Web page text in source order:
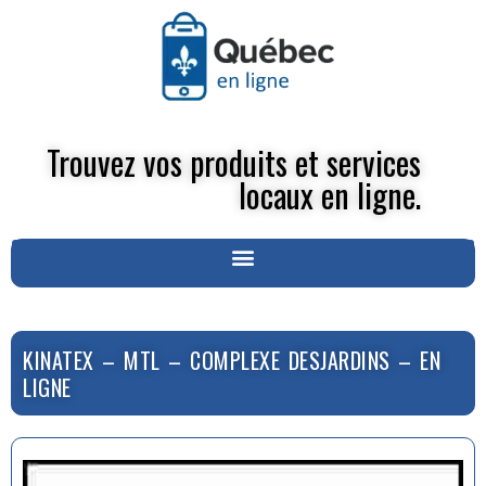
Trouvez vos produits et services
locaux en ligne.
KINATEX – MTL – COMPLEXE DESJARDINS – EN
LIGNE